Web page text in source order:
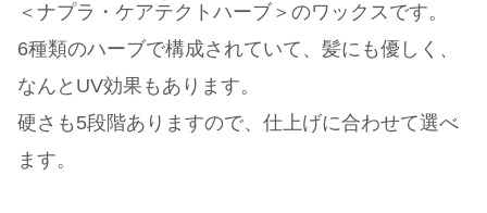
＜ナプラ・ケアテクトハーブ＞のワックスです。
6種類のハーブで構成されていて、髪にも優しく、
なんとUV効果もあります。
硬さも5段階ありますので、仕上げに合わせて選べ
ます。